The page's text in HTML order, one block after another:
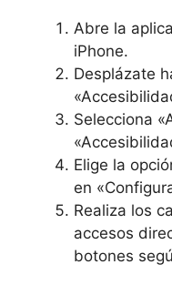
Abre la
iPhone.
Desplázate
Selecciona
Elige la
en
Realiza los
accesos
botones